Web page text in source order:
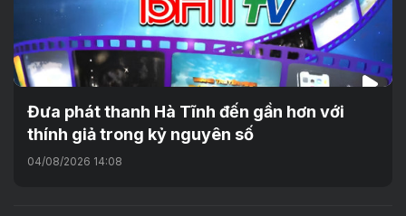
Đưa phát thanh Hà Tĩnh đến gần hơn với
thính giả trong kỷ nguyên số
04/08/2026 14:08